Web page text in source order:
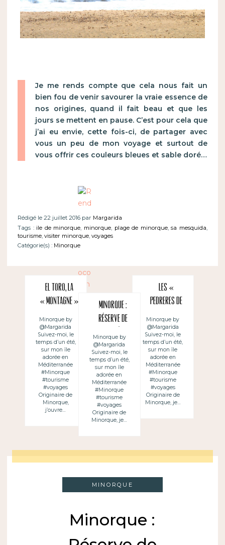
Je me rends compte que cela nous fait un
bien fou de venir savourer la vraie essence de
nos origines, quand il fait beau et que les
jours se mettent en pause. C’est pour cela que
j’ai eu envie, cette fois-ci, de partager avec
vous un peu de mon voyage et surtout de
vous offrir ces couleurs bleues et sable doré…
Rédigé le 22 juillet 2016 par Margarida
Tags : ile de minorque, minorque, plage de minorque,sa mesquida,
tourisme, visiter minorque, voyages
Catégorie(s) : Minorque
El Toro, la
« montagne »
de Minorque
Minorque by
@Margarida
Suivez-moi, le
temps d’un été,
sur mon île
adorée en
Méditerranée
#Minorque
#tourisme
#voyages
Originaire de
Minorque,
j’ouvre…
Minorque :
Réserve de
Biosphère
Minorque by
@Margarida
Suivez-moi, le
temps d’un été,
sur mon île
adorée en
Méditerranée
#Minorque
#tourisme
#voyages
Originaire de
Minorque, je…
Les «
Pedreres de
s’Hostal » et
« Lithica » :
l’art des
pierres à
Minorque
Minorque by
@Margarida
Suivez-moi, le
temps d’un été,
sur mon île
adorée en
Méditerranée
#Minorque
#tourisme
#voyages
Originaire de
Minorque, je…
MINORQUE
Minorque :